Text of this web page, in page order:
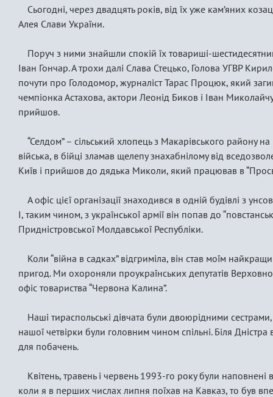
Сьогодні, через двадцять років, від їх уже кам’яних
Алея Слави України.
Поруч з ними знайшли спокій їх товариші-
Іван Гончар. А трохи далі Слава Стецько, Голова УГВР
почути про Голодомор, журналіст Тарас Процюк, який
чемпіонка Астахова, актори Леонід Биков і Іван
прийшов.
“Селдом” – сільський хлопець з Макарівського району
війська, в бійці зламав щелепу знахабнілому від
Київ і прийшов до дядька Миколи, який працював в
А офіс цієї організації знаходився в одній будівлі з
І, таким чином, з української армії він попав до
Придністровської Молдавської Республіки.
Коли “війна в садках” відгриміла, він став моїм
пригод. Ми охороняли проукраїнських депутатів
офіс товариства “Червона Калина”.
Наші тираспольські дівчата були двоюрідними
нашої четвірки були головним чином спільні. Біля
для побачень.
Квітень, травень і червень 1993-го року були наповнені
коли я в перших числах липня поїхав на Кавказ, то був